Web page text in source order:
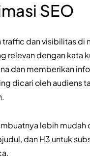
SEO
dan visibilitas di
relevan dengan kata
dan memberikan
dicari oleh audiens
lebih mudah
dan H3 untuk